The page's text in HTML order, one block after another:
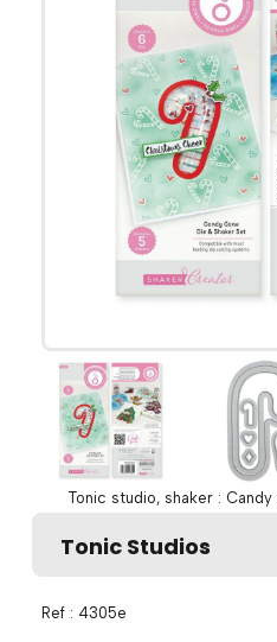
Tonic studio, shaker :
Tonic Studios
Ref : 4305e